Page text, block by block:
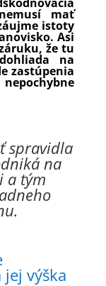
mať
istoty
Asi
že tu
na
zastúpenia
spravidla
na
a tým
výška